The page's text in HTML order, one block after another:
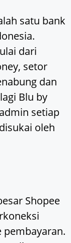
satu bank
dari
setor
dan
Blu by
setiap
oleh
Shopee